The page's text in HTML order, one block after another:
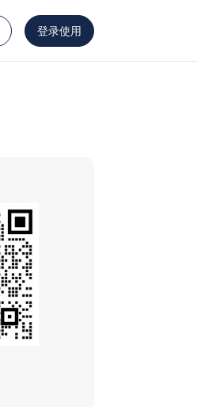
登录使用